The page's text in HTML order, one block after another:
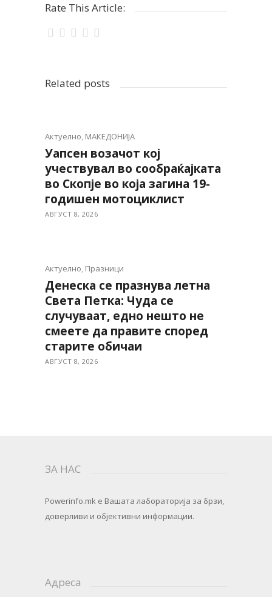
Rate This Article:
Related posts
Актуелно, МАКЕДОНИЈА
Уапсен возачот кој
учествувал во сообраќајката
во Скопје во која загина 19-
годишен мотоциклист
АВГУСТ 8, 2026
Актуелно, Празници
Денеска се празнува летна
Света Петка: Чуда се
случуваат, едно нешто не
смеете да правите според
старите обичаи
АВГУСТ 8, 2026
ЗА НАС
Powerinfo.mk e Вашата лабораторија за брзи,
доверливи и објективни информации.
Адреса